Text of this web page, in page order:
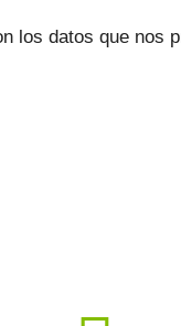
los datos que nos